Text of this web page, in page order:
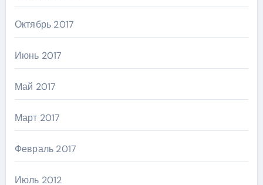
Октябрь 2017
Июнь 2017
Май 2017
Март 2017
Февраль 2017
Июль 2012